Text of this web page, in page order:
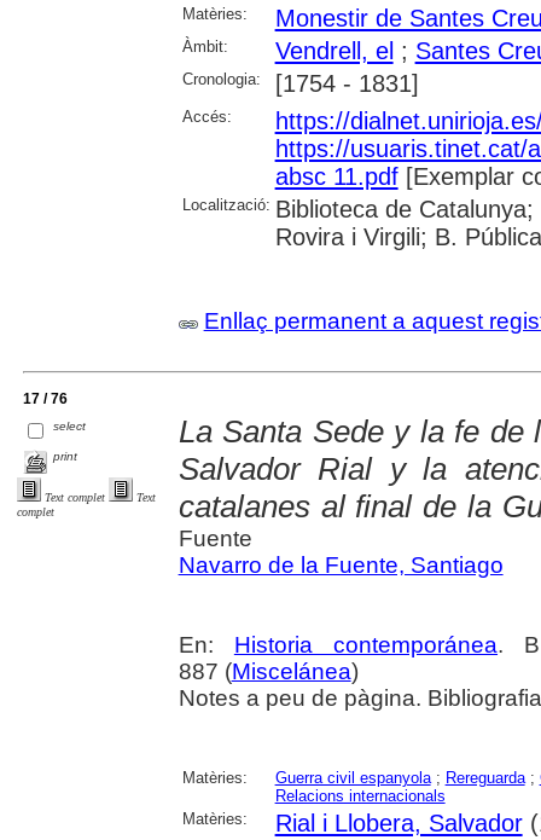
Matèries: Monestir de Santes
Àmbit: Vendrell, el ; Santes
Cronologia: [1754 - 1831]
Accés:
https://
https://usuaris.tinet.cat/
absc 11.pdf[Exemplar
Localització: Biblioteca de
Rovira i Virgili; B.
Enllaç permanent a aquest
17 / 76
select
print
Text complet
Text
complet
La Santa Sede y la fe
Salvador Rial y la
catalanes al final de la
Fuente
Navarro de la Fuente, Santiago
En: Historia contemporánea.
887 (Miscelánea)
Notes a peu de pàgina.
Matèries: Guerra civil espanyola; Rereguarda;
Relacions internacionals
Matèries:
Rial i Llobera, Salvador